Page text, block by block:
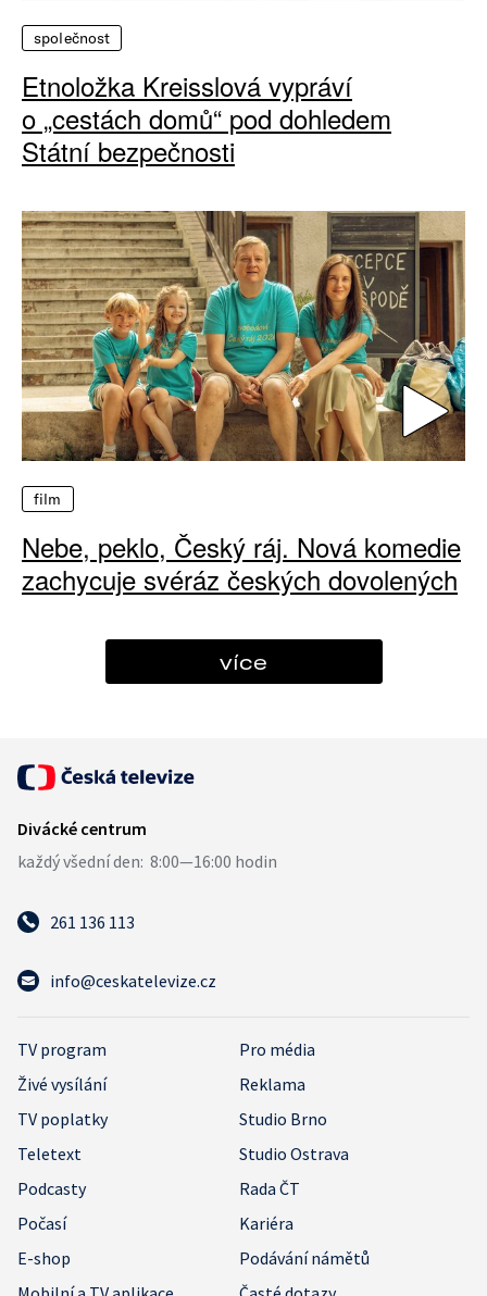
společnost
Etnoložka Kreisslová vypráví
o „cestách domů“ pod dohledem
Státní bezpečnosti
film
Nebe, peklo, Český ráj. Nová komedie
zachycuje svéráz českých dovolených
více
261 136 113
info@ceskatelevize.cz
TV program
Pro média
Živé vysílání
Reklama
TV poplatky
Studio Brno
Teletext
Studio Ostrava
Podcasty
Rada ČT
Počasí
Kariéra
E-shop
Podávání námětů